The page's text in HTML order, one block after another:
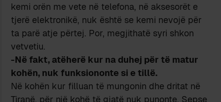
kemi orën me vete në telefona, në aksesorët e
tjerë elektronikë, nuk është se kemi nevojë për
ta parë atje përtej. Por, megjithatë syri shkon
vetvetiu.
-Në fakt, atëherë kur na duhej për të matur
kohën, nuk funksiononte si e tillë.
Në kohën kur filluan të mungonin dhe dritat në
Tiranë, për një kohë të gjatë nuk punonte. Sepse